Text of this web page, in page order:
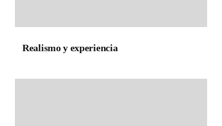
Realismo y experiencia